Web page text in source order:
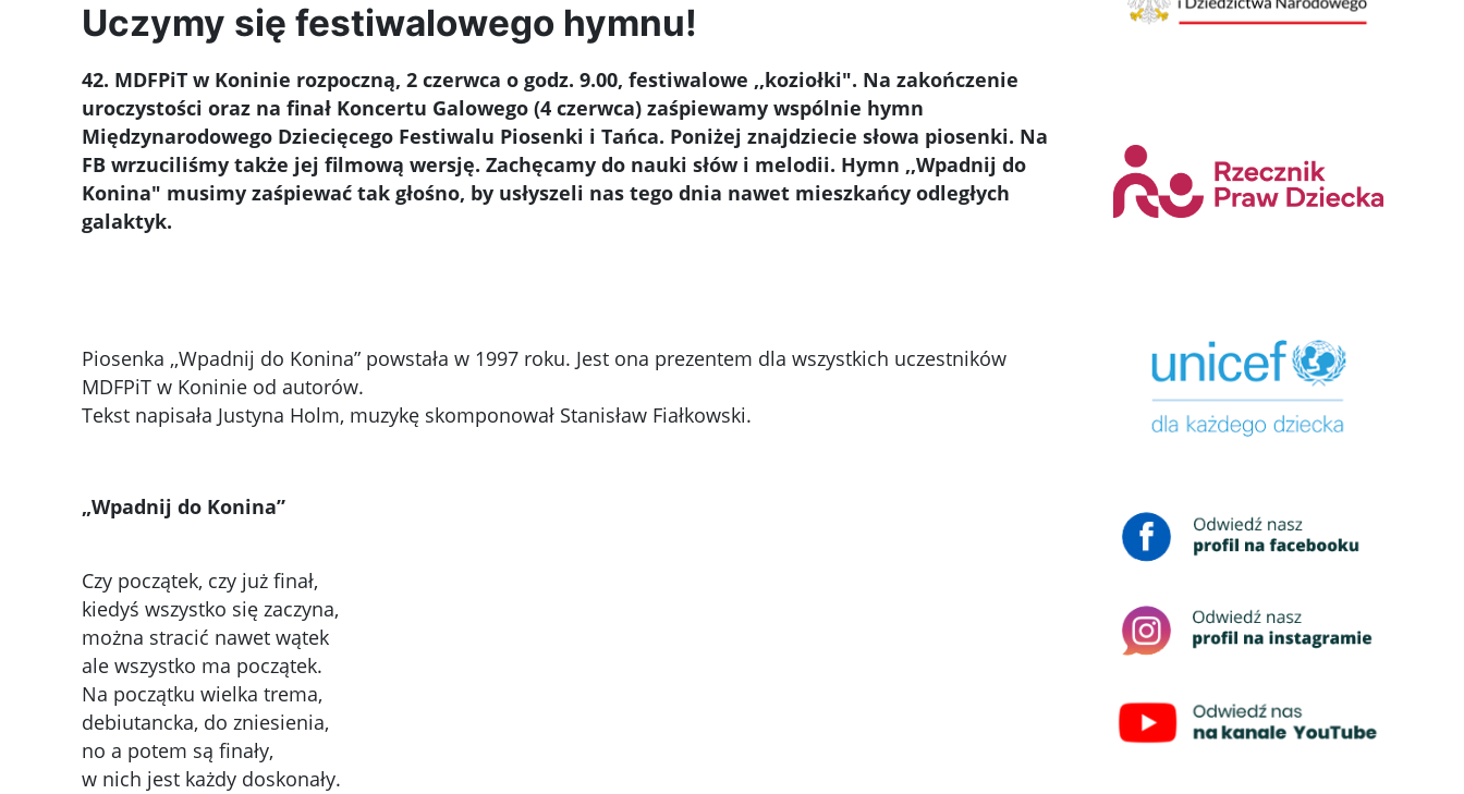
Uczymy się festiwalowego hymnu!
42. MDFPiT w Koninie rozpoczną, 2 czerwca o godz. 9.00, festiwalowe ,,koziołki". Na zakończenie
uroczystości oraz na finał Koncertu Galowego (4 czerwca) zaśpiewamy wspólnie hymn
Międzynarodowego Dziecięcego Festiwalu Piosenki i Tańca. Poniżej znajdziecie słowa piosenki. Na
FB wrzuciliśmy także jej filmową wersję. Zachęcamy do nauki słów i melodii. Hymn ,,Wpadnij do
Konina" musimy zaśpiewać tak głośno, by usłyszeli nas tego dnia nawet mieszkańcy odległych
galaktyk.
Piosenka ,,Wpadnij do Konina” powstała w 1997 roku. Jest ona prezentem dla wszystkich uczestników
MDFPiT w Koninie od autorów.
Tekst napisała Justyna Holm, muzykę skomponował Stanisław Fiałkowski.
„Wpadnij do Konina”
Czy początek, czy już finał,
kiedyś wszystko się zaczyna,
można stracić nawet wątek
ale wszystko ma początek.
Na początku wielka trema,
debiutancka, do zniesienia,
no a potem są finały,
w nich jest każdy doskonały.